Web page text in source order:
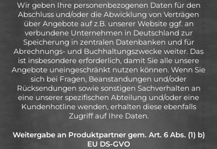
Wir geben Ihre personenbezogenen Daten für den
Abschluss und/oder die Abwicklung von Verträgen
über Angebote auf z.B. unserer Website ggf. an
verbundene Unternehmen in Deutschland zur
Speicherung in zentralen Datenbanken und für
Abrechnungs- und Buchhaltungszwecke weiter. Das
ist insbesondere erforderlich, damit Sie alle unsere
Angebote uneingeschränkt nutzen können. Wenn Sie
sich bei Fragen, Beanstandungen und/oder
Rücksendungen sowie sonstigen Sachverhalten an
eine unserer spezifischen Abteilung und/oder eine
Kundenhotline wenden, erhalten diese ebenfalls
Zugriff auf Ihre Daten.
Weitergabe an Produktpartner gem. Art. 6 Abs. (1) b)
EU DS-GVO